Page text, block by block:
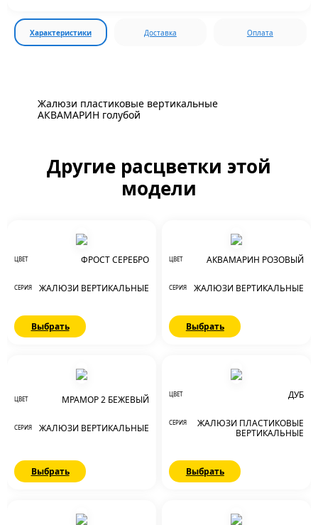
Характеристики Доставка Оплата
Жалюзи пластиковые вертикальные
АКВАМАРИН голубой
Другие расцветки этой
модели
ЦВЕТ ФРОСТ СЕРЕБРО
СЕРИЯ ЖАЛЮЗИ ВЕРТИКАЛЬНЫЕ
Выбрать
ЦВЕТ АКВАМАРИН РОЗОВЫЙ
СЕРИЯ ЖАЛЮЗИ ВЕРТИКАЛЬНЫЕ
Выбрать
ЦВЕТ МРАМОР 2 БЕЖЕВЫЙ
СЕРИЯ ЖАЛЮЗИ ВЕРТИКАЛЬНЫЕ
Выбрать
ЦВЕТ ДУБ
СЕРИЯ
ЖАЛЮЗИ ПЛАСТИКОВЫЕ
ВЕРТИКАЛЬНЫЕ
Выбрать